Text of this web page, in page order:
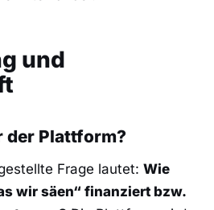
und
der Plattform?
Frage lautet: Wie
wir säen“ finanziert bzw.